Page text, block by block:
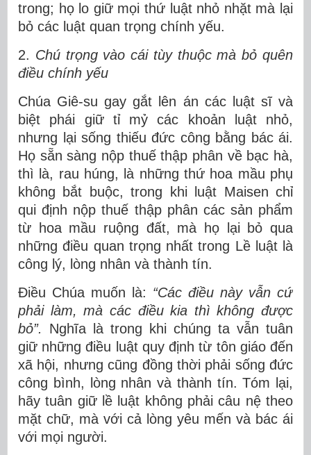
trong; họ lo giữ mọi thứ luật nhỏ nhặt mà lại
bỏ các luật quan trọng chính yếu.
2. Chú trọng vào cái tùy thuộc mà bỏ quên
điều chính yếu
Chúa Giê-su gay gắt lên án các luật sĩ và
biệt phái giữ tỉ mỷ các khoản luật nhỏ,
nhưng lại sống thiếu đức công bằng bác ái.
Họ sẵn sàng nộp thuế thập phân về bạc hà,
thì là, rau húng, là những thứ hoa mầu phụ
không bắt buộc, trong khi luật Maisen chỉ
qui định nộp thuế thập phân các sản phẩm
từ hoa mầu ruộng đất, mà họ lại bỏ qua
những điều quan trọng nhất trong Lề luật là
công lý, lòng nhân và thành tín.
Điều Chúa muốn là: “Các điều này vẫn cứ
phải làm, mà các điều kia thì không được
bỏ”.
Nghĩa là trong khi chúng ta vẫn tuân
giữ những điều luật quy định từ tôn giáo đến
xã hội, nhưng cũng đồng thời phải sống đức
công bình, lòng nhân và thành tín. Tóm lại,
hãy tuân giữ lề luật không phải câu nệ theo
mặt chữ, mà với cả lòng yêu mến và bác ái
với mọi người.